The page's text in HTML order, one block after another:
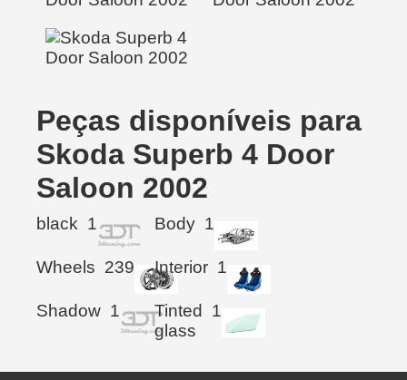
Peças disponíveis para
Skoda Superb 4 Door
Saloon 2002
black 1 Body 1
Wheels 239 Interior 1
Shadow 1
Tinted
glass
1